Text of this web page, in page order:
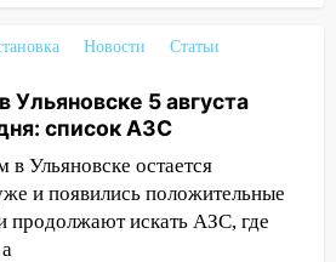
по «зебре»:
аварии на
на улице
здание
без прав врезался в
автомобиль
Новости
Статьи
Ульяновске 5 августа
список АЗС
Ульяновске остается
и появились положительные
продолжают искать АЗС, где